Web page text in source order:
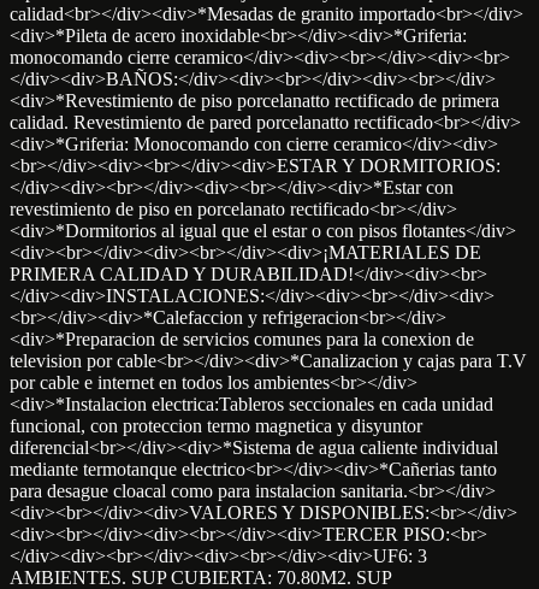
calidad<br></div><div>*Mesadas de granito importado<br></div>
<div>*Pileta de acero inoxidable<br></div><div>*Griferia:
monocomando cierre ceramico</div><div><br></div><div><br>
</div><div>BAÑOS:</div><div><br></div><div><br></div>
<div>*Revestimiento de piso porcelanatto rectificado de primera
calidad. Revestimiento de pared porcelanatto rectificado<br></div>
<div>*Griferia: Monocomando con cierre ceramico</div><div>
<br></div><div><br></div><div>ESTAR Y DORMITORIOS:
</div><div><br></div><div><br></div><div>*Estar con
revestimiento de piso en porcelanato rectificado<br></div>
<div>*Dormitorios al igual que el estar o con pisos flotantes</div>
<div><br></div><div><br></div><div>¡MATERIALES DE
PRIMERA CALIDAD Y DURABILIDAD!</div><div><br>
</div><div>INSTALACIONES:</div><div><br></div><div>
<br></div><div>*Calefaccion y refrigeracion<br></div>
<div>*Preparacion de servicios comunes para la conexion de
television por cable<br></div><div>*Canalizacion y cajas para T.V
por cable e internet en todos los ambientes<br></div>
<div>*Instalacion electrica:Tableros seccionales en cada unidad
funcional, con proteccion termo magnetica y disyuntor
diferencial<br></div><div>*Sistema de agua caliente individual
mediante termotanque electrico<br></div><div>*Cañerias tanto
para desague cloacal como para instalacion sanitaria.<br></div>
<div><br></div><div>VALORES Y DISPONIBLES:<br></div>
<div><br></div><div><br></div><div>TERCER PISO:<br>
</div><div><br></div><div><br></div><div>UF6: 3
AMBIENTES. SUP CUBIERTA: 70.80M2. SUP